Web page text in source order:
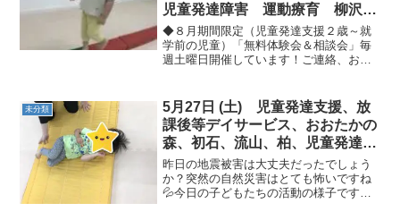
児童発達障害 運動療育 柳沢運
動プログラム こども発達気にな
る 発達障害 放デイ 自閉症
ADHD アスペルガー症候群
◆８月期間限定（児童発達支援２歳～就
学前の児童）「無料体験会＆相談会」毎
週土曜日開催しています！ご連絡、お問
い日でしたが、猛暑続きの中、過ごしや
すい日でしたね(^^)...
未分類
5月27日 (土) 児童発達支援、放
課後等デイサービス、おおたかの
森、初石、流山、柏、児童発達障
害 運動療育 柳沢運動プログラ
ム こども発達気になる 発達障
害 放デイ 自閉症 ADHD ア
昨日の地震被害は大丈夫だったでしょう
か？突然の自然災害はとても怖いですね
💦今日の子どもたちの活動の様子です。